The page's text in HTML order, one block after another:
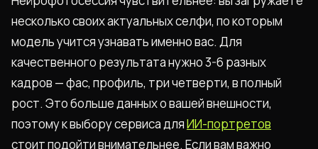
несколько своих актуальных селфи, по которым
модель учится узнавать именно вас. Для
качественного результата нужно 3-6 разных
кадров — фас, профиль, три четверти, в полный
рост. Это больше данных о вашей внешности,
поэтому к выбору сервиса дляИИ-портретов
стоит подойти внимательнее. Если вам важно